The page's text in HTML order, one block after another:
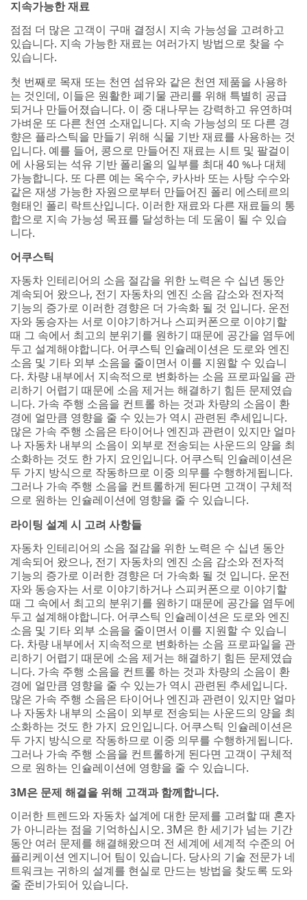
communicatio
ns which may
include
promotions,
product
information
and service
offers. Please
be aware that
this
information
may be stored
on a server
located in the
U.S. If you do
not consent to
this use of
your personal
information,
use this
system.
SUBMIT
Thanks
for
Asking!
Thanks
for
submitting
your
question.
We’ll
a
3M
Application
Engineer
to
address
it
or
contact
you
for
more
details.
You
should
hear
from
us
within
24-
48
hours.
Our
Apologies...
An
error
has
occurred
while
submitting.
Please
again
지속가능한 재료
점점 더 많은 고객이 구매 결정시 지속 가능성을 고려하고
있습니다. 지속 가능한 재료는 여러가지 방법으로 찾을 수
있습니다.
첫 번째로 목재 또는 천연 섬유와 같은 천연 제품을 사용하
는 것인데, 이들은 원활한 폐기물 관리를 위해 특별히 공급
되거나 만들어졌습니다. 이 중 대나무는 강력하고 유연하며
가벼운 또 다른 천연 소재입니다. 지속 가능성의 또 다른 경
향은 플라스틱을 만들기 위해 식물 기반 재료를 사용하는 것
입니다. 예를 들어, 콩으로 만들어진 재료는 시트 및 팔걸이
에 사용되는 석유 기반 폴리올의 일부를 최대 40 %나 대체
가능합니다. 또 다른 예는 옥수수, 카사바 또는 사탕 수수와
같은 재생 가능한 자원으로부터 만들어진 폴리 에스테르의
형태인 폴리 락트산입니다. 이러한 재료와 다른 재료들의 통
합으로 지속 가능성 목표를 달성하는 데 도움이 될 수 있습
니다.
어쿠스틱
자동차 인테리어의 소음 절감을 위한 노력은 수 십년 동안
계속되어 왔으나, 전기 자동차의 엔진 소음 감소와 전자적
기능의 증가로 이러한 경향은 더 가속화 될 것 입니다. 운전
자와 동승자는 서로 이야기하거나 스피커폰으로 이야기할
때 그 속에서 최고의 분위기를 원하기 때문에 공간을 염두에
두고 설계해야합니다. 어쿠스틱 인슐레이션은 도로와 엔진
소음 및 기타 외부 소음을 줄이면서 이를 지원할 수 있습니
다. 차량 내부에서 지속적으로 변화하는 소음 프로파일을 관
리하기 어렵기 때문에 소음 제거는 해결하기 힘든 문제였습
니다. 가속 주행 소음을 컨트롤 하는 것과 차량의 소음이 환
경에 얼만큼 영향을 줄 수 있는가 역시 관련된 추세입니다.
많은 가속 주행 소음은 타이어나 엔진과 관련이 있지만 얼마
나 자동차 내부의 소음이 외부로 전송되는 사운드의 양을 최
소화하는 것도 한 가지 요인입니다. 어쿠스틱 인슐레이션은
두 가지 방식으로 작동하므로 이중 의무를 수행하게됩니다.
그러나 가속 주행 소음을 컨트롤하게 된다면 고객이 구체적
으로 원하는 인슐레이션에 영향을 줄 수 있습니다.
라이팅 설계 시 고려 사항들
자동차 인테리어의 소음 절감을 위한 노력은 수 십년 동안
계속되어 왔으나, 전기 자동차의 엔진 소음 감소와 전자적
기능의 증가로 이러한 경향은 더 가속화 될 것 입니다. 운전
자와 동승자는 서로 이야기하거나 스피커폰으로 이야기할
때 그 속에서 최고의 분위기를 원하기 때문에 공간을 염두에
두고 설계해야합니다. 어쿠스틱 인슐레이션은 도로와 엔진
소음 및 기타 외부 소음을 줄이면서 이를 지원할 수 있습니
다. 차량 내부에서 지속적으로 변화하는 소음 프로파일을 관
리하기 어렵기 때문에 소음 제거는 해결하기 힘든 문제였습
니다. 가속 주행 소음을 컨트롤 하는 것과 차량의 소음이 환
경에 얼만큼 영향을 줄 수 있는가 역시 관련된 추세입니다.
많은 가속 주행 소음은 타이어나 엔진과 관련이 있지만 얼마
나 자동차 내부의 소음이 외부로 전송되는 사운드의 양을 최
소화하는 것도 한 가지 요인입니다. 어쿠스틱 인슐레이션은
두 가지 방식으로 작동하므로 이중 의무를 수행하게됩니다.
그러나 가속 주행 소음을 컨트롤하게 된다면 고객이 구체적
으로 원하는 인슐레이션에 영향을 줄 수 있습니다.
3M은 문제 해결을 위해 고객과 함께합니다.
이러한 트렌드와 자동차 설계에 대한 문제를 고려할 때 혼자
가 아니라는 점을 기억하십시오. 3M은 한 세기가 넘는 기간
동안 여러 문제를 해결해왔으며 전 세계에 세계적 수준의 어
플리케이션 엔지니어 팀이 있습니다. 당사의 기술 전문가 네
트워크는 귀하의 설계를 현실로 만드는 방법을 찾도록 도와
줄 준비가되어 있습니다.